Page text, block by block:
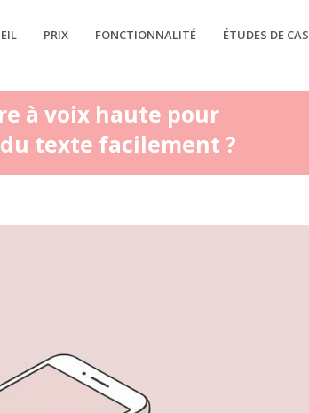
PRIX FONCTIONNALITÉ ÉTUDES DE CAS
à voix haute pour
texte facilement ?